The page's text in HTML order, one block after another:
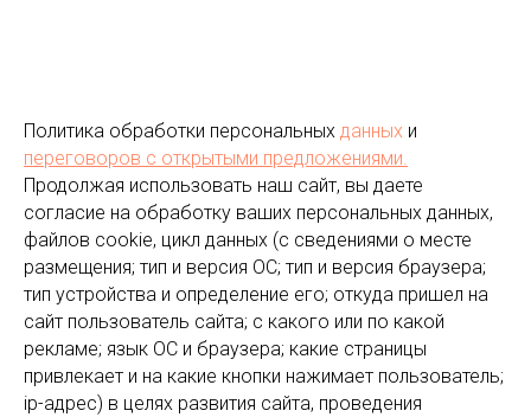
Политика обработки персональных данных и
переговоров с открытыми предложениями.
Продолжая использовать наш сайт, вы даете
согласие на обработку ваших персональных данных,
файлов cookie, цикл данных (с сведениями о месте
размещения; тип и версия ОС; тип и версия браузера;
тип устройства и определение его; откуда пришел на
сайт пользователь сайта; с какого или по какой
рекламе; язык ОС и браузера; какие страницы
привлекает и на какие кнопки нажимает пользователь;
ip-адрес) в целях развития сайта, проведения